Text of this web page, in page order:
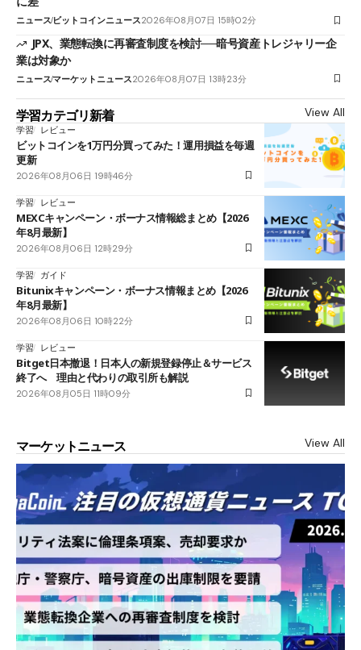
ニュースビットコインニュース2026年08月07日 15時02分
JPX、業態転換に再審査制度を検討──暗号資産トレジャリー企
業は対象か
ニュースマーケットニュース2026年08月07日 13時23分
学習カテゴリ新着 View All
学習 レビュー
ビットコインを1万円分買ってみた！運用損益を毎週
更新
2026年08月06日 19時46分
学習 レビュー
MEXCキャンペーン・ボーナス情報総まとめ【2026
年8月最新】
2026年08月06日 12時29分
学習 ガイド
Bitunixキャンペーン・ボーナス情報まとめ【2026
年8月最新】
2026年08月06日 10時22分
学習 レビュー
Bitget日本撤退！日本人の新規登録停止＆サービス
終了へ 理由と代わりの取引所も解説
2026年08月05日 11時09分
マーケットニュース View All